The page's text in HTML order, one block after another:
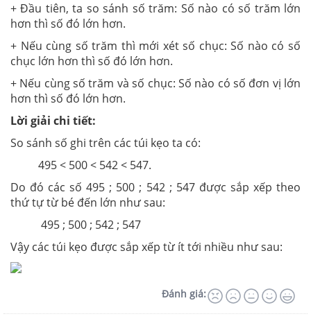
+ Đầu tiên, ta so sánh số trăm: Số nào có số trăm lớn
hơn thì số đó lớn hơn.
+ Nếu cùng số trăm thì mới xét số chục: Số nào có số
chục lớn hơn thì số đó lớn hơn.
+ Nếu cùng số trăm và số chục: Số nào có số đơn vị lớn
hơn thì số đó lớn hơn.
Lời giải chi tiết:
So sánh số ghi trên các túi kẹo ta có:
495 < 500 < 542 < 547.
Do đó các số 495 ; 500 ; 542 ; 547 được sắp xếp theo
thứ tự từ bé đến lớn như sau:
495 ; 500 ; 542 ; 547
Vậy các túi kẹo được sắp xếp từ ít tới nhiều như sau:
Đánh giá: